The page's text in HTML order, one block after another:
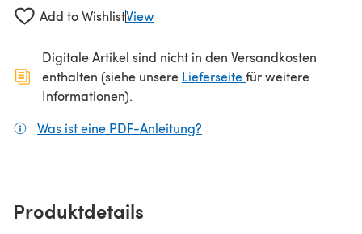
Add to WishlistView
Digitale Artikel sind nicht in den Versandkosten
enthalten (siehe unsere Lieferseite(öffnet sich in
für weitere
Informationen).
Was ist eine PDF-Anleitung?
Produktdetails